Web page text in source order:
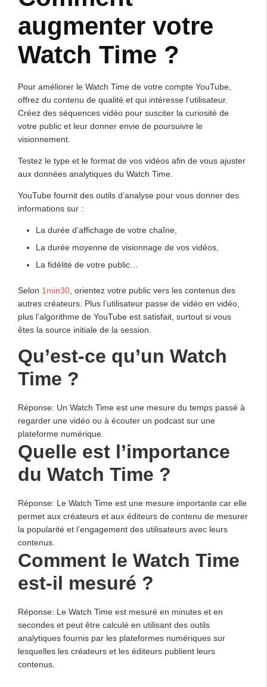
augmenter votre
Watch Time ?
Pour améliorer le Watch Time de votre compte YouTube,
offrez du contenu de qualité et qui intéresse l’utilisateur.
Créez des séquences vidéo pour susciter la curiosité de
votre public et leur donner envie de poursuivre le
visionnement.
Testez le type et le format de vos vidéos afin de vous ajuster
aux données analytiques du Watch Time.
YouTube fournit des outils d’analyse pour vous donner des
informations sur :
La durée d’affichage de votre chaîne,
La durée moyenne de visionnage de vos vidéos,
La fidélité de votre public…
Selon 1min30 , orientez votre public vers les contenus des
autres créateurs. Plus l’utilisateur passe de vidéo en vidéo,
plus l’algorithme de YouTube est satisfait, surtout si vous
êtes la source initiale de la session.
Qu’est-ce qu’un Watch
Time ?
Réponse: Un Watch Time est une mesure du temps passé à
regarder une vidéo ou à écouter un podcast sur une
plateforme numérique.
Quelle est l’importance
du Watch Time ?
Réponse: Le Watch Time est une mesure importante car elle
permet aux créateurs et aux éditeurs de contenu de mesurer
la popularité et l’engagement des utilisateurs avec leurs
contenus.
Comment le Watch Time
est-il mesuré ?
Réponse: Le Watch Time est mesuré en minutes et en
secondes et peut être calculé en utilisant des outils
analytiques fournis par les plateformes numériques sur
lesquelles les créateurs et les éditeurs publient leurs
contenus.